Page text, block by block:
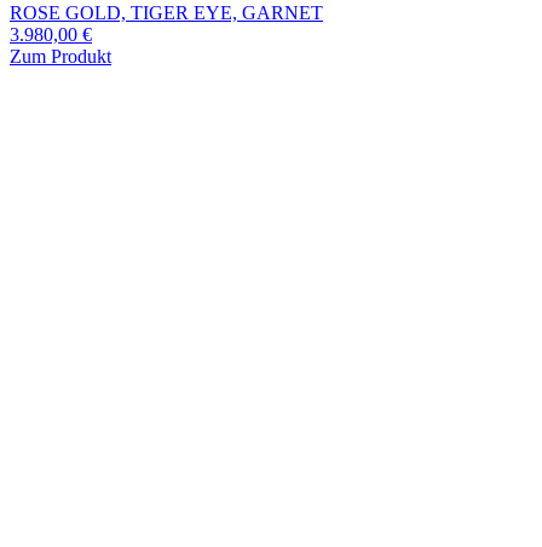
ROSE GOLD, TIGER EYE, GARNET
3.980,00 €
Zum Produkt